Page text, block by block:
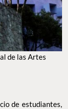
de las Artes
de estudiantes,